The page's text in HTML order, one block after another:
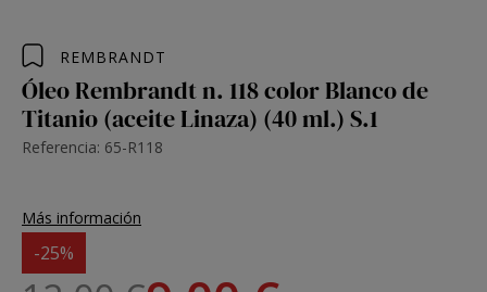
REMBRANDT
Óleo Rembrandt n. 118 color Blanco de
Titanio (aceite Linaza) (40 ml.) S.1
Referencia: 65-R118
Más información
-25%